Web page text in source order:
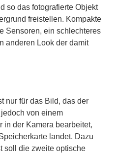
so das fotografierte Objekt
freistellen. Kompakte
Sensoren, ein schlechteres
anderen Look der damit
nur für das Bild, das der
von einem
in der Kamera bearbeitet,
landet. Dazu
soll die zweite optische